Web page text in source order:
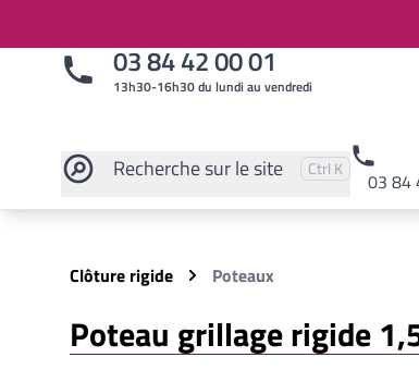
03 84 42 00 01
13h30-16h30 du lundi au vendredi
Recherchesur le site Pressez
Ctrl et
K pour
03 84
Rechercher sur le site
Clôture rigide Poteaux
Poteau grillage rigide